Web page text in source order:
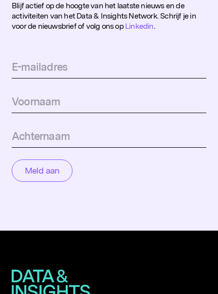
Blijf actief op de hoogte van het laatste nieuws en de
activiteiten van het Data & Insights Network. Schrijf je in
voor de nieuwsbrief of volg ons op Linkedin.